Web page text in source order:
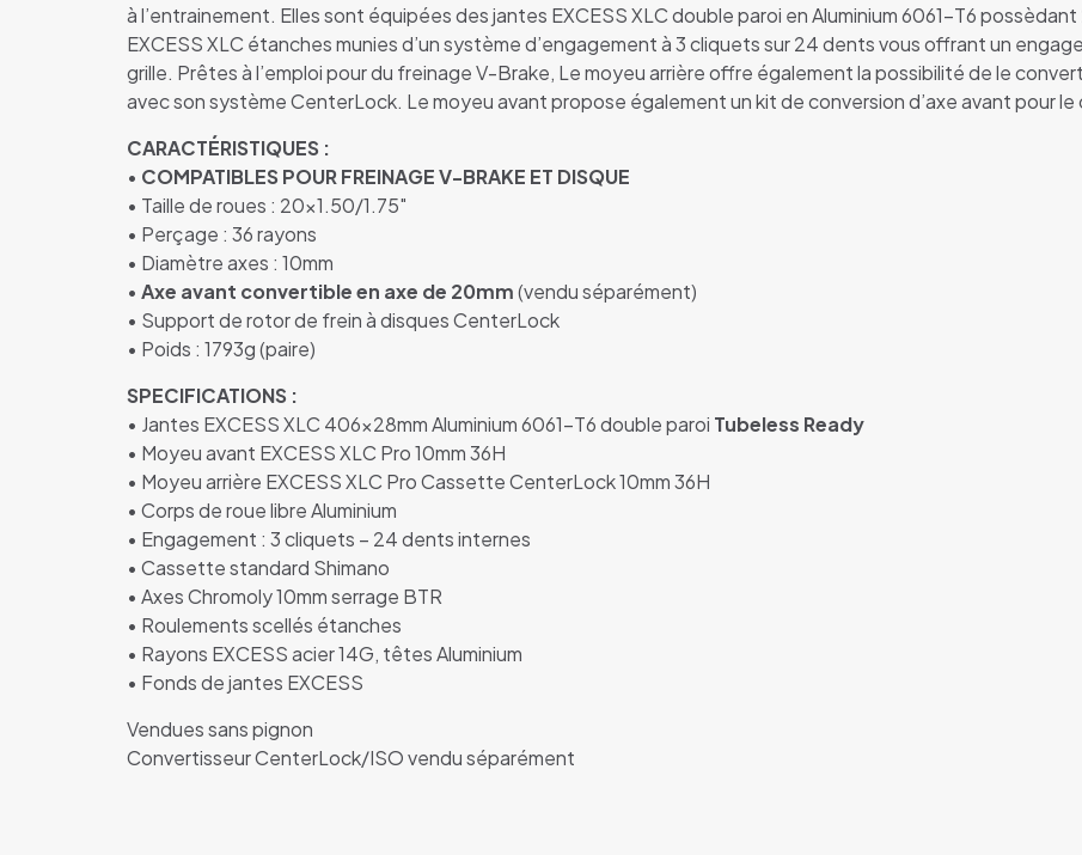
à l’entrainement. Elles sont équipées des jantes EXCESS XLC double paroi en Aluminium 6061-T6
EXCESS XLC étanches munies d’un système d’engagement à 3 cliquets sur 24 dents vous offrant un
grille. Prêtes à l’emploi pour du freinage V-Brake, Le moyeu arrière offre également la possibilité de le
avec son système CenterLock. Le moyeu avant propose également un kit de conversion d’axe avant pour le
CARACTÉRISTIQUES :
• COMPATIBLES POUR FREINAGE V-BRAKE ET DISQUE
• Taille de roues : 20×1.50/1.75″
• Perçage : 36 rayons
• Diamètre axes : 10mm
• Axe avant convertible en axe de 20mm(vendu séparément)
• Support de rotor de frein à disques CenterLock
• Poids : 1793g (paire)
SPECIFICATIONS :
• Jantes EXCESS XLC 406x28mm Aluminium 6061-T6 double paroi Tubeless Ready
• Moyeu avant EXCESS XLC Pro 10mm 36H
• Moyeu arrière EXCESS XLC Pro Cassette CenterLock 10mm 36H
• Corps de roue libre Aluminium
• Engagement : 3 cliquets – 24 dents internes
• Cassette standard Shimano
• Axes Chromoly 10mm serrage BTR
• Roulements scellés étanches
• Rayons EXCESS acier 14G, têtes Aluminium
• Fonds de jantes EXCESS
Vendues sans pignon
Convertisseur CenterLock/ISO vendu séparément